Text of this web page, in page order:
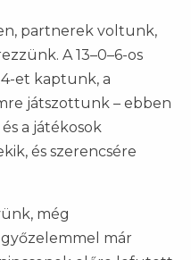
partnerek voltunk,
A 13–0–6-os
et kaptunk, a
játszottunk – ebben
a játékosok
és szerencsére
még
már